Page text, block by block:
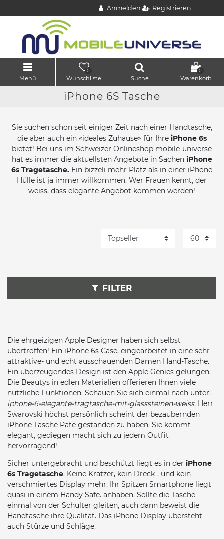
Anmelden Registrieren
Menü
0
Wunschliste Suche
0
Warenkorb
iPhone 6S Tasche
Sie suchen schon seit einiger Zeit nach einer Handtasche,
die aber auch ein «ideales Zuhause» für Ihre iPhone 6s
bietet! Bei uns im Schweizer Onlineshop mobile-universe
hat es immer die aktuellsten Angebote in Sachen iPhone
6s Tragetasche. Ein bizzeli mehr Platz als in einer iPhone
Hülle ist ja immer willkommen. Wer Frauen kennt, der
weiss, dass elegante Angebot kommen werden!
FILTER
Die ehrgeizigen Apple Designer haben sich selbst
übertroffen! Ein iPhone 6s Case, eingearbeitet in eine sehr
attraktive- und echt ausschauenden Damen Hand-Tasche.
Ein überzeugendes Design ist den Apple Genies gelungen.
Die Beautys in edlen Materialien offerieren Ihnen viele
nützliche Funktionen. Schauen Sie sich einmal nach unter:
iphone-6-elegante-tragtasche-mit-glasssteinen-weiss. Herr
Swarovski höchst persönlich scheint der bezaubernden
iPhone Tasche Pate gestanden zu haben. Sie kommt
elegant, gediegen macht sich zu jedem Outfit
hervorragend!
Sicher untergebracht und beschützt liegt es in der iPhone
6s Tragetasche. Keine Kratzer, kein Dreck-, und kein
verschmiertes Display mehr. Ihr Spitzen Smartphone liegt
quasi in einem Handy Safe. anhaben. Sollte die Tasche
einmal von der Schulter gleiten, auch dann beweist die
Handtasche ihre Qualität. Das iPhone Display übersteht
auch Stürze und Schläge.